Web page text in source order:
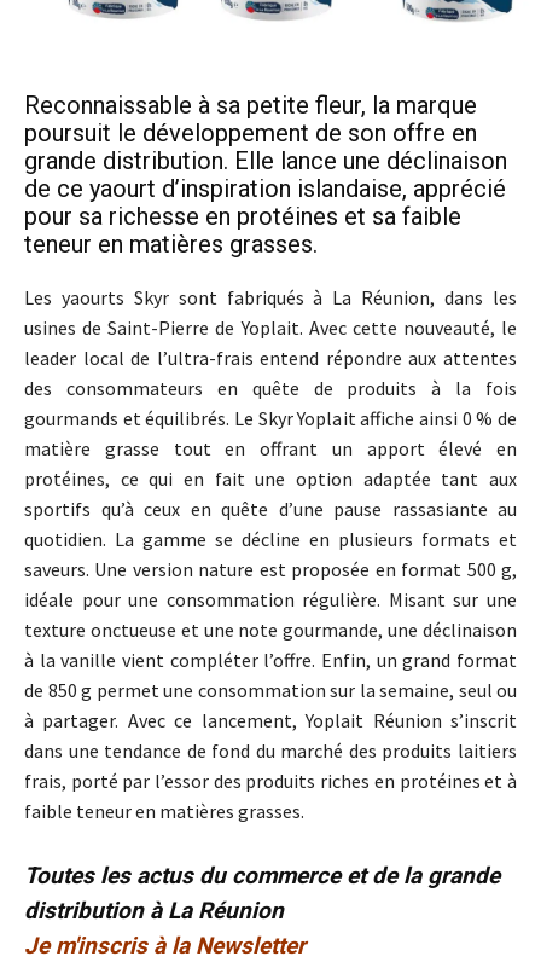
Reconnaissable à sa petite fleur, la marque
poursuit le développement de son offre en
grande distribution. Elle lance une déclinaison
de ce yaourt d’inspiration islandaise, apprécié
pour sa richesse en protéines et sa faible
teneur en matières grasses.
Les yaourts Skyr sont fabriqués à La Réunion, dans les
usines de Saint-Pierre de Yoplait. Avec cette nouveauté, le
leader local de l’ultra-frais entend répondre aux attentes
des consommateurs en quête de produits à la fois
gourmands et équilibrés. Le Skyr Yoplait affiche ainsi 0 % de
matière grasse tout en offrant un apport élevé en
protéines, ce qui en fait une option adaptée tant aux
sportifs qu’à ceux en quête d’une pause rassasiante au
quotidien. La gamme se décline en plusieurs formats et
saveurs. Une version nature est proposée en format 500 g,
idéale pour une consommation régulière. Misant sur une
texture onctueuse et une note gourmande, une déclinaison
à la vanille vient compléter l’offre. Enfin, un grand format
de 850 g permet une consommation sur la semaine, seul ou
à partager. Avec ce lancement, Yoplait Réunion s’inscrit
dans une tendance de fond du marché des produits laitiers
frais, porté par l’essor des produits riches en protéines et à
faible teneur en matières grasses.
Toutes les actus du commerce et de la grande
distribution à La Réunion
Je m'inscris à la Newsletter